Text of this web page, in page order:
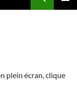
plein écran, clique